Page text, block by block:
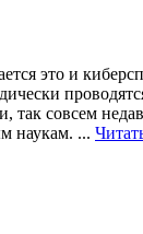
это и
совсем
наукам. ...